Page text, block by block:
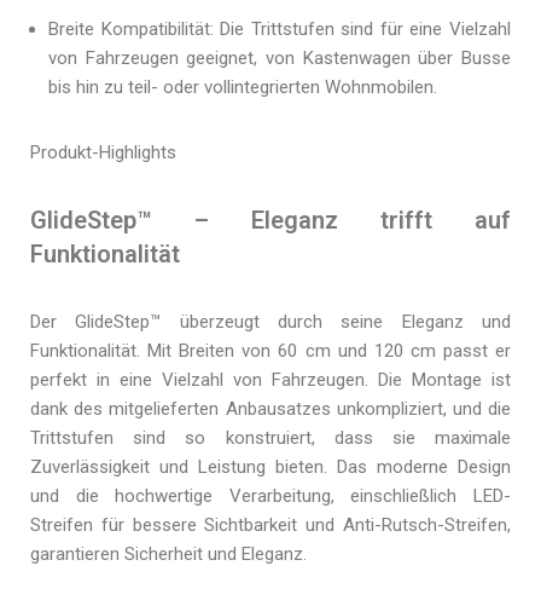
Breite Kompatibilität: Die Trittstufen sind für eine Vielzahl
von Fahrzeugen geeignet, von Kastenwagen über Busse
bis hin zu teil- oder vollintegrierten Wohnmobilen.
Produkt-Highlights
GlideStep™ – Eleganz trifft auf
Funktionalität
Der GlideStep™ überzeugt durch seine Eleganz und
Funktionalität. Mit Breiten von 60 cm und 120 cm passt er
perfekt in eine Vielzahl von Fahrzeugen. Die Montage ist
dank des mitgelieferten Anbausatzes unkompliziert, und die
Trittstufen sind so konstruiert, dass sie maximale
Zuverlässigkeit und Leistung bieten. Das moderne Design
und die hochwertige Verarbeitung, einschließlich LED-
Streifen für bessere Sichtbarkeit und Anti-Rutsch-Streifen,
garantieren Sicherheit und Eleganz.